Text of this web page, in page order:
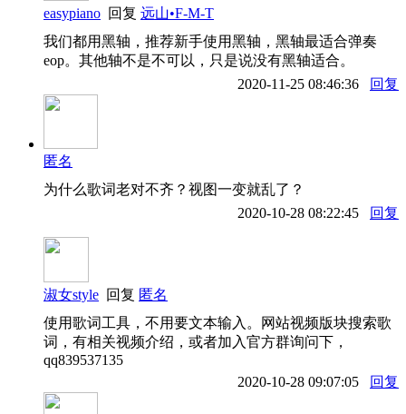
easypiano 回复 远山•F-M-T
我们都用黑轴，推荐新手使用黑轴，黑轴最适合弹奏
eop。其他轴不是不可以，只是说没有黑轴适合。
2020-11-25 08:46:36
回复
匿名
为什么歌词老对不齐？视图一变就乱了？
2020-10-28 08:22:45
回复
淑女style 回复 匿名
使用歌词工具，不用要文本输入。网站视频版块搜索歌
词，有相关视频介绍，或者加入官方群询问下，
qq839537135
2020-10-28 09:07:05
回复